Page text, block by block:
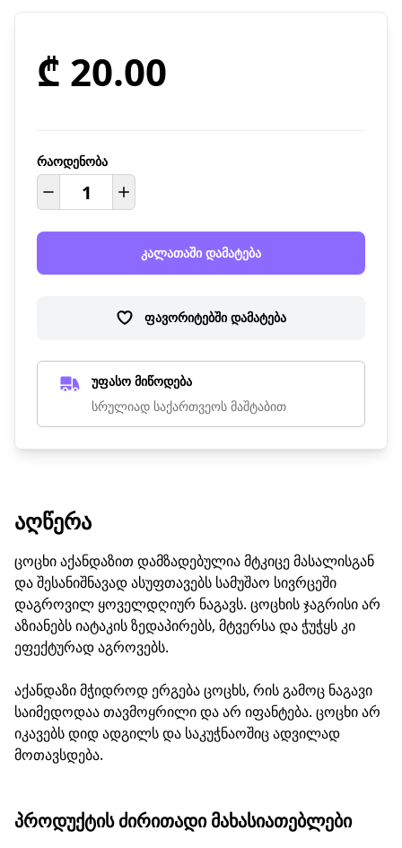
₾ 20.00
რაოდენობა
კალათაში დამატება
ფავორიტებში დამატება
უფასო მიწოდება
სრულიად საქართვეოს მაშტაბით
ᲐᲦᲬᲔᲠᲐ
ცოცხი აქანდაზით დამზადებულია მტკიცე მასალისგან
და შესანიშნავად ასუფთავებს სამუშაო სივრცეში
დაგროვილ ყოველდღიურ ნაგავს. ცოცხის ჯაგრისი არ
აზიანებს იატაკის ზედაპირებს, მტვერსა და ჭუჭყს კი
ეფექტურად აგროვებს.
აქანდაზი მჭიდროდ ერგება ცოცხს, რის გამოც ნაგავი
საიმედოდაა თავმოყრილი და არ იფანტება. ცოცხი არ
იკავებს დიდ ადგილს და საკუჭნაოშიც ადვილად
მოთავსდება.
ᲞᲠᲝᲓᲣᲥᲢᲘᲡ ᲫᲘᲠᲘᲗᲐᲓᲘ ᲛᲐᲮᲐᲡᲘᲐᲗᲔᲑᲚᲔᲑᲘ